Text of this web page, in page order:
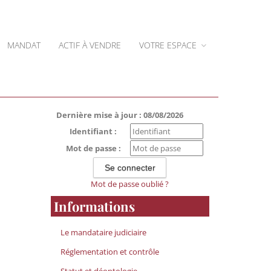
MANDAT ACTIF À VENDRE VOTRE ESPACE
Dernière mise à jour : 08/08/2026
Identifiant :
Mot de passe :
Mot de passe oublié ?
Informations
Le mandataire judiciaire
Réglementation et contrôle